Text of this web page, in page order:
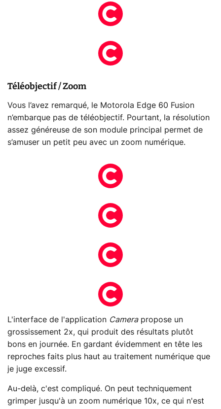
Téléobjectif / Zoom
Vous l’avez remarqué, le Motorola Edge 60 Fusion
n’embarque pas de téléobjectif. Pourtant, la résolution
assez généreuse de son module principal permet de
s’amuser un petit peu avec un zoom numérique.
L'interface de l'application Camerapropose un
grossissement 2x, qui produit des résultats plutôt
bons en journée. En gardant évidemment en tête les
reproches faits plus haut au traitement numérique que
je juge excessif.
Au-delà, c'est compliqué. On peut techniquement
grimper jusqu'à un zoom numérique 10x, ce qui n'est